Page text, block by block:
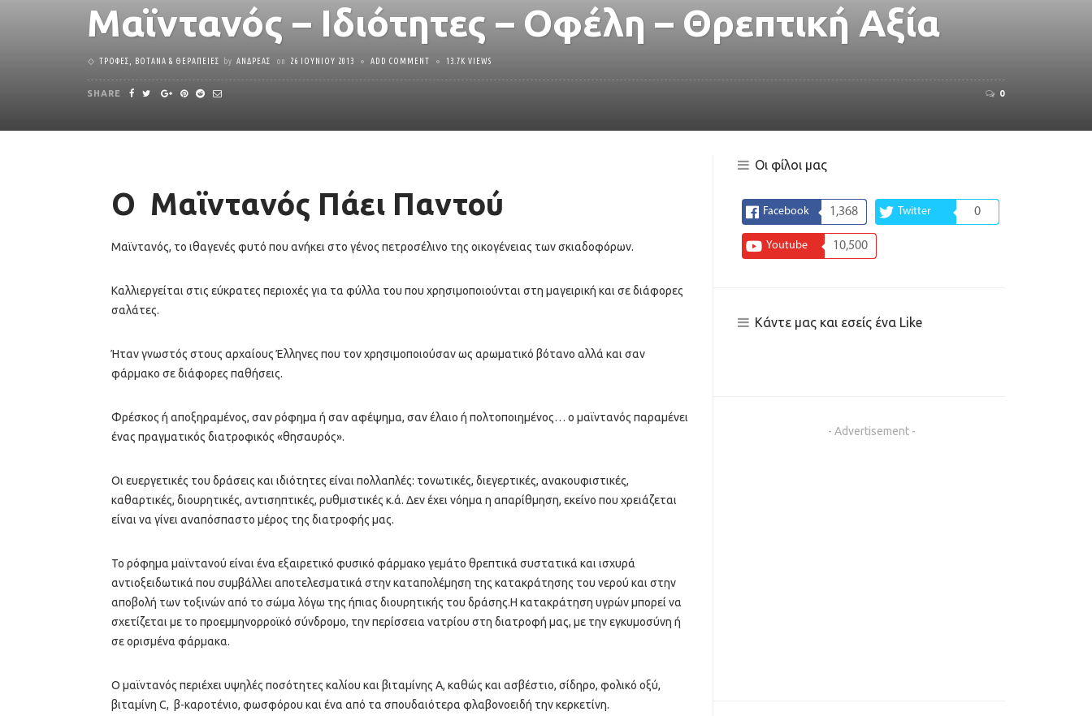
Μαϊντανός – Ιδιότητες – Οφέλη – Θρεπτική Αξία
ΤΡΟΦΈΣ, ΒΌΤΑΝΑ & ΘΕΡΑΠΕΊΕΣ by ΑΝΔΡΈΑΣ on 26 ΙΟΥΝΊΟΥ 2013 ADD COMMENT 13.7K VIEWS
SHARE 0
Ο Μαϊντανός Πάει Παντού
Μαϊντανός, το ιθαγενές φυτό που ανήκει στο γένος πετροσέλινο της οικογένειας των σκιαδοφόρων.
Καλλιεργείται στις εύκρατες περιοχές για τα φύλλα του που χρησιμοποιούνται στη μαγειρική και σε διάφορες
σαλάτες.
Ήταν γνωστός στους αρχαίους Έλληνες που τον χρησιμοποιούσαν ως αρωματικό βότανο αλλά και σαν
φάρμακο σε διάφορες παθήσεις.
Φρέσκος ή αποξηραμένος, σαν ρόφημα ή σαν αφέψημα, σαν έλαιο ή πολτοποιημένος… ο μαϊντανός παραμένει
ένας πραγματικός διατροφικός «θησαυρός».
Οι ευεργετικές του δράσεις και ιδιότητες είναι πολλαπλές: τονωτικές, διεγερτικές, ανακουφιστικές,
καθαρτικές, διουρητικές, αντισηπτικές, ρυθμιστικές κ.ά. Δεν έχει νόημα η απαρίθμηση, εκείνο που χρειάζεται
είναι να γίνει αναπόσπαστο μέρος της διατροφής μας.
Το ρόφημα μαϊντανού είναι ένα εξαιρετικό φυσικό φάρμακο γεμάτο θρεπτικά συστατικά και ισχυρά
αντιοξειδωτικά που συμβάλλει αποτελεσματικά στην καταπολέμηση της κατακράτησης του νερού και στην
αποβολή των τοξινών από το σώμα λόγω της ήπιας διουρητικής του δράσης.Η κατακράτηση υγρών μπορεί να
σχετίζεται με το προεμμηνορροϊκό σύνδρομο, την περίσσεια νατρίου στη διατροφή μας, με την εγκυμοσύνη ή
σε ορισμένα φάρμακα.
Ο μαϊντανός περιέχει υψηλές ποσότητες καλίου και βιταμίνης Α, καθώς και ασβέστιο, σίδηρο, φολικό οξύ,
βιταμίνη C, β-καροτένιο, φωσφόρου και ένα από τα σπουδαιότερα φλαβονοειδή την κερκετίνη.
Οι φίλοι μας
Facebook 1,368 Twitter 0
Youtube 10,500
Κάντε μας και εσείς ένα Like
- Advertisement -